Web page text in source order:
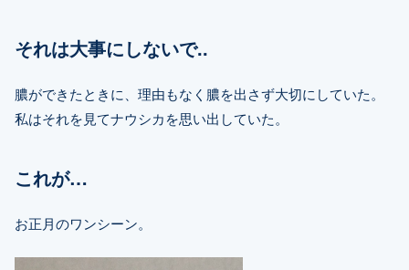
それは大事にしないで..
膿ができたときに、理由もなく膿を出さず大切にしていた。
私はそれを見てナウシカを思い出していた。
これが…
お正月のワンシーン。